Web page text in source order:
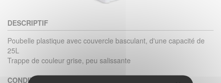
DESCRIPTIF
Poubelle plastique avec couvercle basculant, d'une capacité de
25L
Trappe de couleur grise, peu salissante
CONDITIONNEMENT